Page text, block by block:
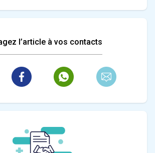
l’article à vos contacts